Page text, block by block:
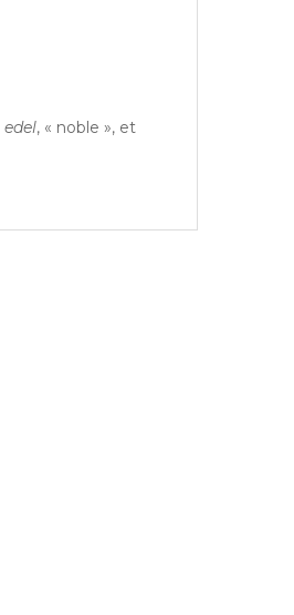
edel, « noble », et